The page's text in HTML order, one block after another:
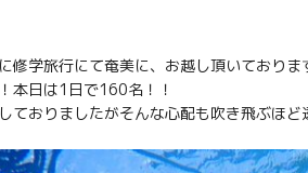
修学旅行にて奄美に、お越し頂いておりま
本日は1日で160名！！
ておりましたがそんな心配も吹き飛ぶほど